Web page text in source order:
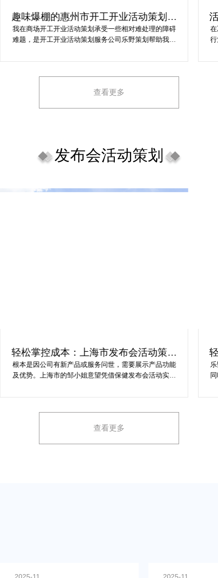
趣味爆棚的惠州市开工开业活动策划方
案精选
我在商场开工开业活动策划承受一些相对难处理的障碍
难题，是开工开业活动策划服务公司乐野策划帮助我完
场开工开业活动策划堪称完美，下次有计划还会选择乐
查看更多
发布会活动策划
轻松掌控成本：上海市发布会活动策划
方案指南
根本是因公司有新产品或服务问世，需要展示产品功能
及优势。上海市的邹小姐意望凭借保健发布会活动实现
占有率。在策划时间里却遇到这些难题缺乏专业的产品
展示方案，以最大化媒体报道和消费者关注。
查看更多